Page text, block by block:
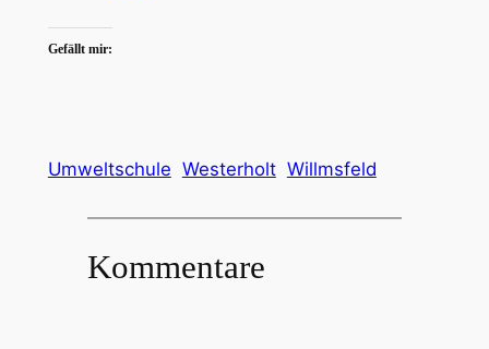
Gefällt mir:
Umweltschule Westerholt Willmsfeld
Kommentare